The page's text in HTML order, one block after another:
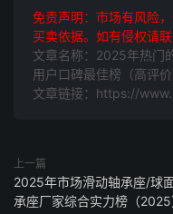
免责声明：市场有风险
买卖依据。如有侵权请联
文章名称：2025年热门
用户口碑最佳榜（高评价
文章链接：https://
上一篇
2025年市场滑动轴承座/球
承座厂家综合实力榜（2025